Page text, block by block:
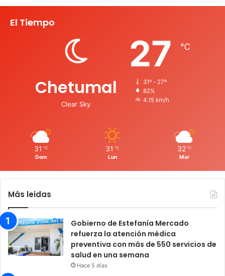
El Tiempo
Chetumal
Clear Sky
27 ℃
31º - 27º
82%
4.15 km/h
31 ℃
Dom
31 ℃
Lun
32 ℃
Mar
Más leidas
Gobierno de Estefanía Mercado
refuerza la atención médica
preventiva con más de 550 servicios de
salud en una semana
Hace 5 días